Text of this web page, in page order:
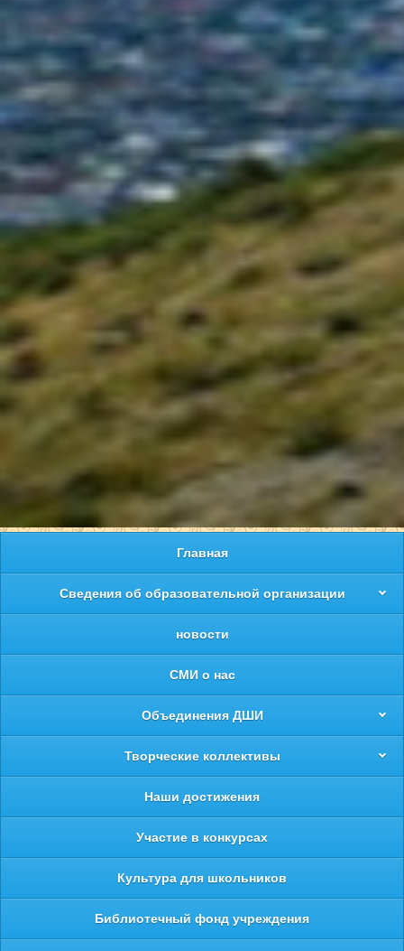
Главная
Сведения об образовательной организации
новости
СМИ о нас
Объединения ДШИ
Творческие коллективы
Наши достижения
Участие в конкурсах
Культура для школьников
Библиотечный фонд учреждения